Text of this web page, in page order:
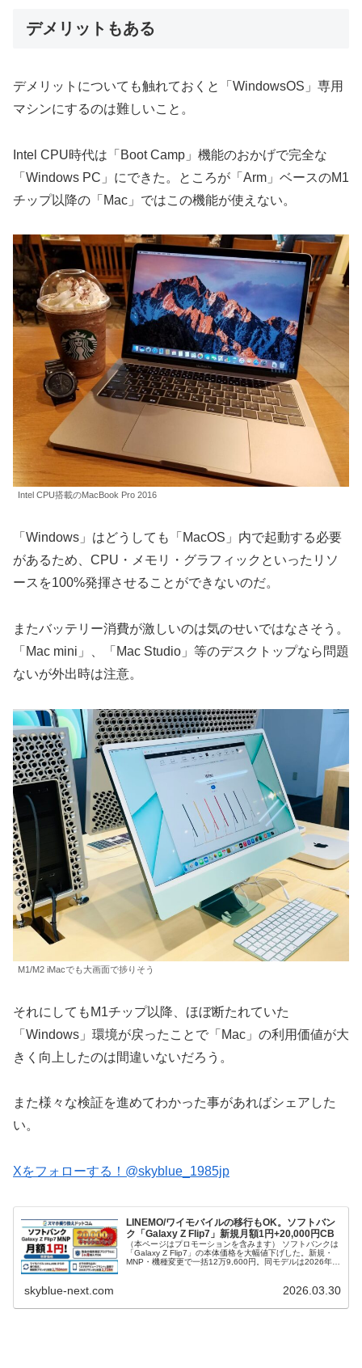
デメリットもある
デメリットについても触れておくと「WindowsOS」専用
マシンにするのは難しいこと。
Intel CPU時代は「Boot Camp」機能のおかげで完全な
「Windows PC」にできた。ところが「Arm」ベースのM1
チップ以降の「Mac」ではこの機能が使えない。
Intel CPU搭載のMacBook Pro 2016
「Windows」はどうしても「MacOS」内で起動する必要
があるため、CPU・メモリ・グラフィックといったリソ
ースを100%発揮させることができないのだ。
またバッテリー消費が激しいのは気のせいではなさそう。
「Mac mini」、「Mac Studio」等のデスクトップなら問題
ないが外出時は注意。
M1/M2 iMacでも大画面で捗りそう
それにしてもM1チップ以降、ほぼ断たれていた
「Windows」環境が戻ったことで「Mac」の利用価値が大
きく向上したのは間違いないだろう。
また様々な検証を進めてわかった事があればシェアした
い。
Xをフォローする！@skyblue_1985jp
LINEMO/ワイモバイルの移行もOK。ソフトバン
ク「Galaxy Z Flip7」新規月額1円+20,000円CB
（本ページはプロモーションを含みます） ソフトバンクは
「Galaxy Z Flip7」の本体価格を大幅値下げした。新規・
MNP・機種変更で一括12万9,600円。同モデルは2026年4
skyblue-next.com 2026.03.30